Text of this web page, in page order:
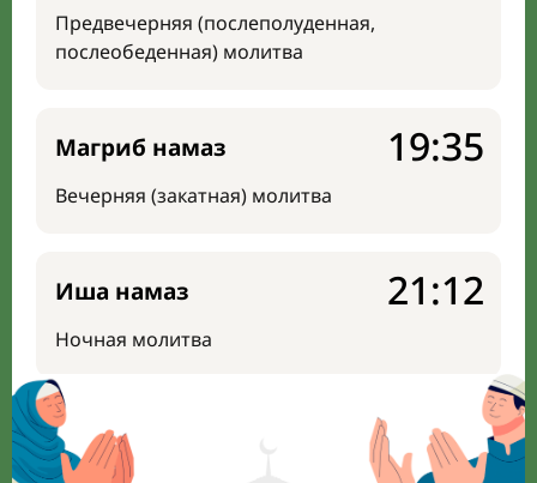
Предвечерняя (послеполуденная,
послеобеденная) молитва
Магриб намаз
Вечерняя (закатная) молитва
19:35
Иша намаз
Ночная молитва
21:12